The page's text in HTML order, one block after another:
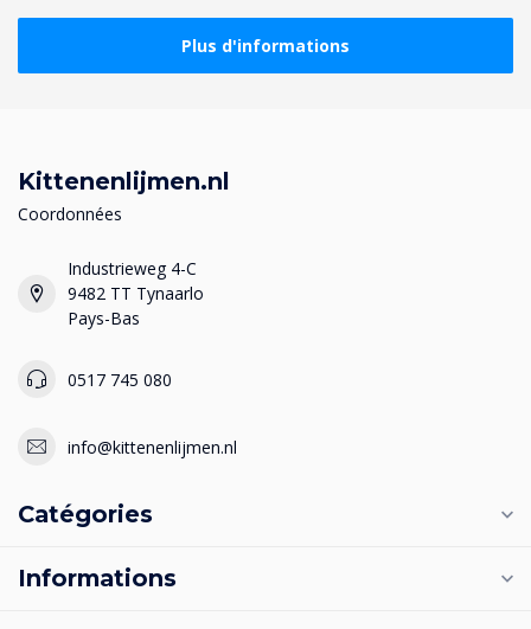
Plus d'informations
Kittenenlijmen.nl
Coordonnées
Industrieweg 4-C
9482 TT Tynaarlo
Pays-Bas
0517 745 080
info@kittenenlijmen.nl
Catégories
Informations